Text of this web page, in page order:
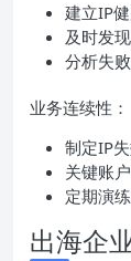
建立IP
及时发
分析失
业务连续性：
制定IP
关键账
定期演
出海企